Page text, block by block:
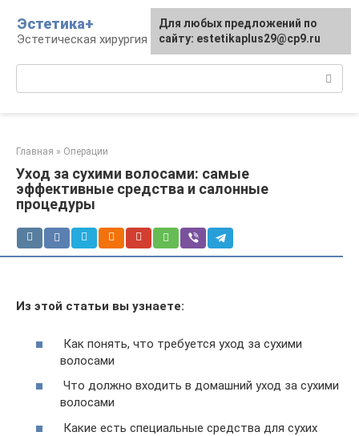
контенту
Эстетика+
Эстетическая хирургия и косметология
Главная » Операции
Уход за сухими волосами: самые
эффективные средства и салонные
процедуры
Из этой статьи вы узнаете:
Как понять, что требуется уход за сухими
волосами
Что должно входить в домашний уход за сухими
волосами
Какие есть специальные средства для сухих
Для любых предложений по
сайту: estetikaplus29@cp9.ru